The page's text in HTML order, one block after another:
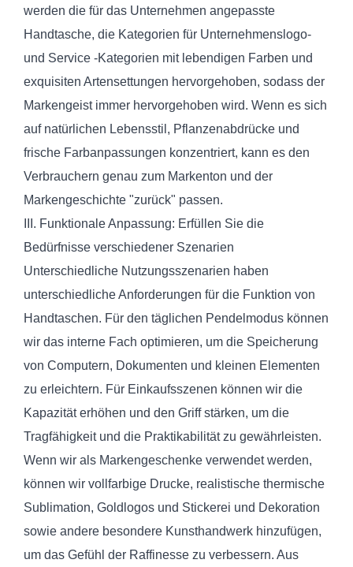
werden die für das Unternehmen angepasste
Handtasche, die Kategorien für Unternehmenslogo-
und Service -Kategorien mit lebendigen Farben und
exquisiten Artensettungen hervorgehoben, sodass der
Markengeist immer hervorgehoben wird. Wenn es sich
auf natürlichen Lebensstil, Pflanzenabdrücke und
frische Farbanpassungen konzentriert, kann es den
Verbrauchern genau zum Markenton und der
Markengeschichte "zurück" passen.
III. Funktionale Anpassung: Erfüllen Sie die
Bedürfnisse verschiedener Szenarien
Unterschiedliche Nutzungsszenarien haben
unterschiedliche Anforderungen für die Funktion von
Handtaschen. Für den täglichen Pendelmodus können
wir das interne Fach optimieren, um die Speicherung
von Computern, Dokumenten und kleinen Elementen
zu erleichtern. Für Einkaufsszenen können wir die
Kapazität erhöhen und den Griff stärken, um die
Tragfähigkeit und die Praktikabilität zu gewährleisten.
Wenn wir als Markengeschenke verwendet werden,
können wir vollfarbige Drucke, realistische thermische
Sublimation, Goldlogos und Stickerei und Dekoration
sowie andere besondere Kunsthandwerk hinzufügen,
um das Gefühl der Raffinesse zu verbessern. Aus